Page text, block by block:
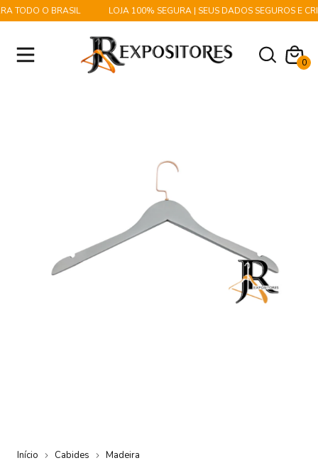
TODO O BRASIL LOJA 100% SEGURA | SEUS DADOS SEGUROS E
0
Início Cabides Madeira